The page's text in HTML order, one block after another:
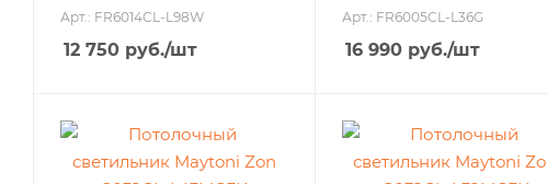
Арт.: FR6014CL-L98W
12 750 руб./шт
Арт.: FR6005CL-L36G
16 990руб./шт